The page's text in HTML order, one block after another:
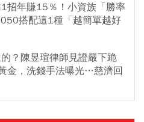
招年賺15％！小資族「勝率
搭配這1種「越簡單越好
？陳昱瑄律師見證嚴下跪
金，洗錢手法曝光…慈濟回